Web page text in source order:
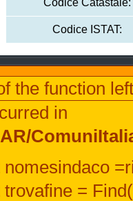
Codice Catastale:
Codice ISTAT:
the function
in
nomesindaco
trovafine =